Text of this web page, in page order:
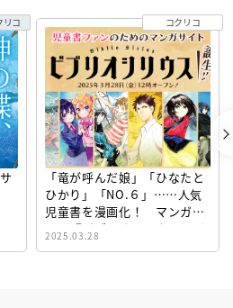
リコ
「竜が呼んだ娘」「ひなたと
ひかり」「NO.６」……人気
児童書を漫画化！ マンガサ
イト『ビブリオシリウス』誕
生！
2025.03.28
コクリコ